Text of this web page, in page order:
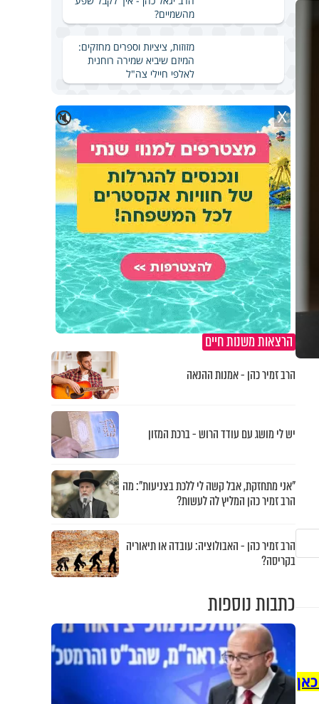
מהשמיים?
מזוזות, ציציות וספרים מחזקים:
המיזם שיביא שמירה רוחנית
לאלפי חיילי צה"ל
🔇 X
הרצאות משנות חיים
הרב זמיר כהן - אמנות ההנאה
יש לי מושג עם עודד הרוש - ברכת המזון
"אני מתחזקת, אבל קשה לי ללכת בצניעות": מה
הרב זמיר כהן המליץ לה לעשות?
הרב זמיר כהן - האבולוציה: עובדה או תיאוריה
בקריסה?
כתבות נוספות